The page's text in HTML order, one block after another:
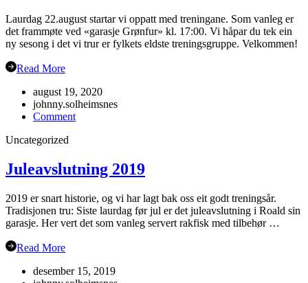
Laurdag 22.august startar vi oppatt med treningane. Som vanleg er
det frammøte ved «garasje Grønfur» kl. 17:00. Vi håpar du tek ein
ny sesong i det vi trur er fylkets eldste treningsgruppe. Velkommen!
Read More
august 19, 2020
johnny.solheimsnes
Commenton
Uncategorized
Juleavslutning 2019
2019 er snart historie, og vi har lagt bak oss eit godt treningsår.
Tradisjonen tru: Siste laurdag før jul er det juleavslutning i Roald sin
garasje. Her vert det som vanleg servert rakfisk med tilbehør …
Read More
desember 15, 2019